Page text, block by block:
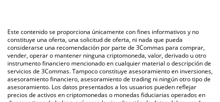
También puedes utilizar nuestra tabla de precios de
SelfieDogCoin que se encuentra arriba para verificar el último
precio de SelfieDogCoin en las principales monedas fiduciarias y
criptomonedas.
otras.
Este contenido se proporciona únicamente con fines informativos y no
constituye una oferta, una solicitud de oferta, ni nada que pueda
considerarse una recomendación por parte de 3Commas para comprar,
vender, operar o mantener ninguna criptomoneda, valor, derivado u otro
instrumento financiero mencionado en cualquier material o descripción de
servicios de 3Commas. Tampoco constituye asesoramiento en inversiones,
asesoramiento financiero, asesoramiento de trading ni ningún otro tipo de
asesoramiento. Los datos presentados a los usuarios pueden reflejar
precios de activos en criptomonedas o monedas fiduciarias operados en